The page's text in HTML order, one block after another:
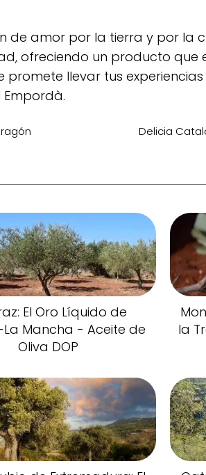
de amor por la tierra y por
ofreciendo un producto que
llevar tus experiencias
Delicia
El Oro Líquido de
Mancha - Aceite de
Oliva DOP
la